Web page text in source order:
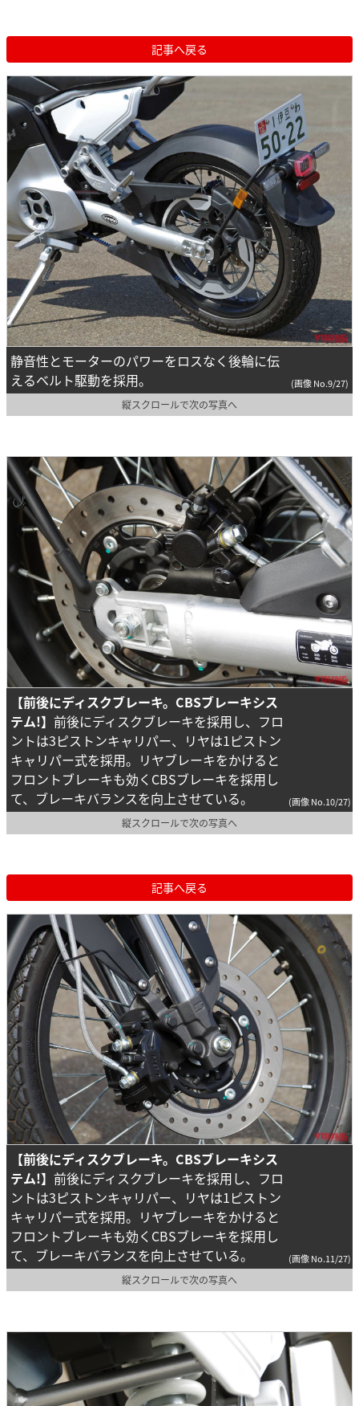
記事へ戻る
静音性とモーターのパワーをロスなく後輪に伝
えるベルト駆動を採用。
(画像 No.9/27)
縦スクロールで次の写真へ
【前後にディスクブレーキ。CBSブレーキシス
テム!】 前後にディスクブレーキを採用し、フロ
ントは3ピストンキャリパー、リヤは1ピストン
キャリパー式を採用。リヤブレーキをかけると
フロントブレーキも効くCBSブレーキを採用し
て、ブレーキバランスを向上させている。
(画像 No.10/27)
縦スクロールで次の写真へ
記事へ戻る
【前後にディスクブレーキ。CBSブレーキシス
テム!】 前後にディスクブレーキを採用し、フロ
ントは3ピストンキャリパー、リヤは1ピストン
キャリパー式を採用。リヤブレーキをかけると
フロントブレーキも効くCBSブレーキを採用し
て、ブレーキバランスを向上させている。
(画像 No.11/27)
縦スクロールで次の写真へ